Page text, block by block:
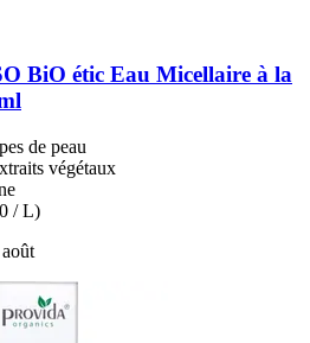
BiO étic Eau Micellaire à la
de peau
végétaux
/ L)